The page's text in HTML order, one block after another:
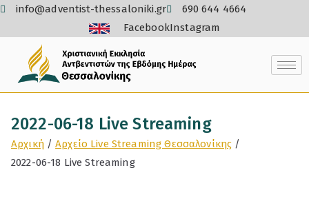
info@adventist-thessaloniki.gr
690 644 4664
FacebookInstagram
2022-06-18 Live Streaming
Αρχική
Αρχείο Live Streaming Θεσσαλονίκης
2022-06-18 Live Streaming